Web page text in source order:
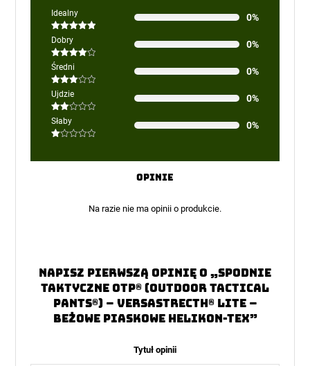
Idealny
Oceniono
na 5
0%
Dobry
Oceniono
na 5
0%
Średni
Oceniono
na 5
0%
Ujdzie
Oceniono
na
5
0%
Słaby
na
0%
Opinie
Na razie nie ma opinii o produkcie.
Napisz pierwszą opinię o „Spodnie
Taktyczne OTP® (Outdoor Tactical
Pants®) – VersaStrecth® Lite –
Beżowe Piaskowe Helikon-Tex”
Tytuł opinii